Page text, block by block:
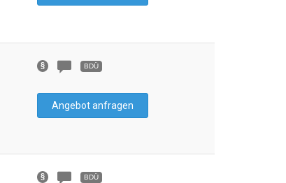
BDÜ
Angebot anfragen
BDÜ